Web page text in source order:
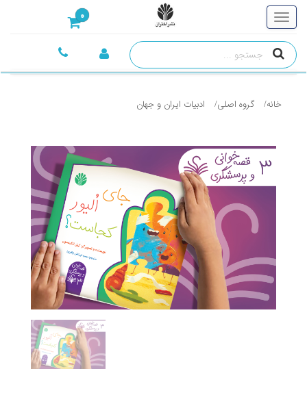
0
خانه گروه اصلی ادبيات ايران و جهان